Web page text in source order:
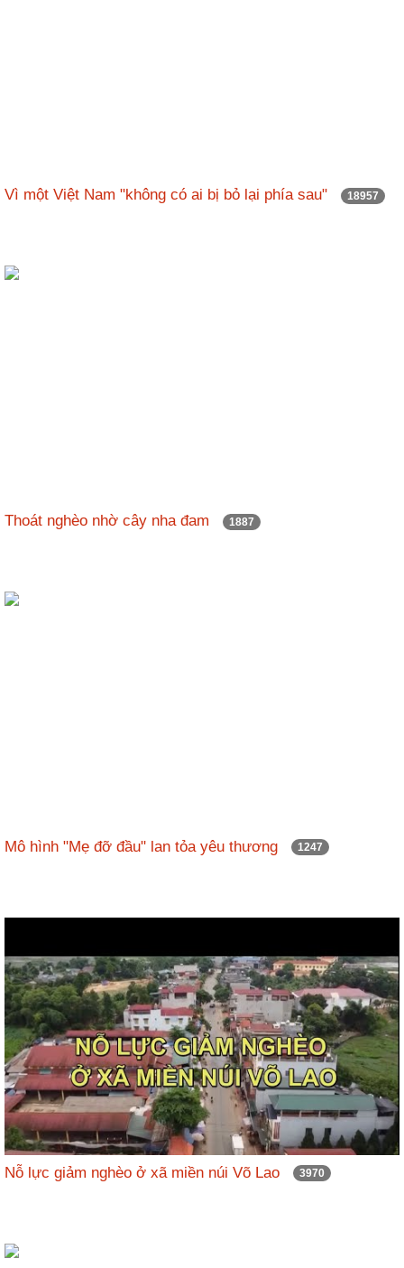
Vì một Việt Nam "không có ai bị bỏ lại phía sau" 18957
Thoát nghèo nhờ cây nha đam 1887
Mô hình "Mẹ đỡ đầu" lan tỏa yêu thương 1247
Nỗ lực giảm nghèo ở xã miền núi Võ Lao 3970